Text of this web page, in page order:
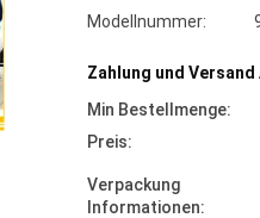
Modellnummer:
Zahlung und Versand
Min Bestellmenge:
Preis:
Verpackung
Informationen: